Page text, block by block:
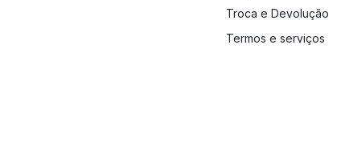
Troca e Devolução
Termos e serviços